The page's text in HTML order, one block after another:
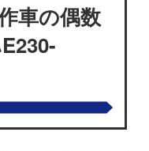
車の偶数